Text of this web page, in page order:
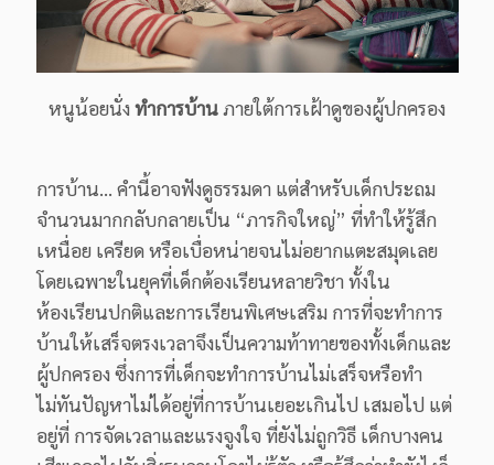
หนูน้อยนั่งทำการบ้านภายใต้การเฝ้าดูของผู้ปกครอง
การบ้าน... คำนี้อาจฟังดูธรรมดา แต่สำหรับเด็กประถม
จำนวนมากกลับกลายเป็น “ภารกิจใหญ่” ที่ทำให้รู้สึก
เหนื่อย เครียด หรือเบื่อหน่ายจนไม่อยากแตะสมุดเลย
โดยเฉพาะในยุคที่เด็กต้องเรียนหลายวิชา ทั้งใน
ห้องเรียนปกติและการเรียนพิเศษเสริม การที่จะทำการ
บ้านให้เสร็จตรงเวลาจึงเป็นความท้าทายของทั้งเด็กและ
ผู้ปกครอง ซึ่งการที่เด็กจะทำการบ้านไม่เสร็จหรือทำ
ไม่ทันปัญหาไม่ได้อยู่ที่การบ้านเยอะเกินไป เสมอไป แต่
อยู่ที่ การจัดเวลาและแรงจูงใจ ที่ยังไม่ถูกวิธี เด็กบางคน